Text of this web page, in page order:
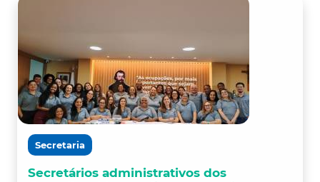
Secretaria
Secretários administrativos dos